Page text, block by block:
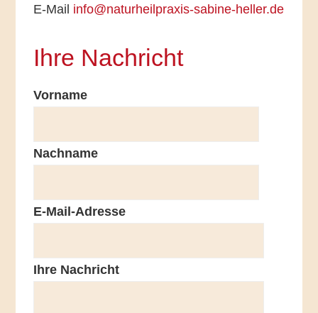
E-Mail info@naturheilpraxis-sabine-heller.de
Ihre Nachricht
Vorname
Nachname
E-Mail-Adresse
Ihre Nachricht